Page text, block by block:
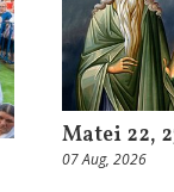
Matei 22,
07 Aug, 2026